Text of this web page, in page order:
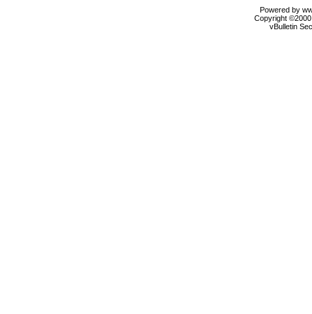
Powered by
Copyright
vBulletin